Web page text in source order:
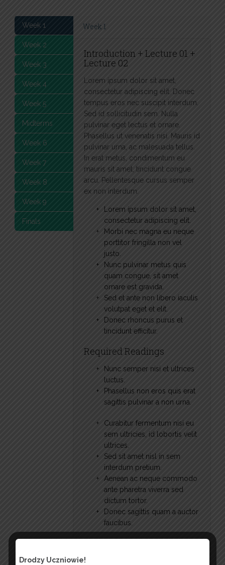
Week 1
Week 2
Week 3
Week 4
Week 5
Midterms
Week 6
Week 7
Week 8
Week 9
Finals
Week 1
Introduction + Lecture 01 +
Lecture 02
Lorem ipsum dolor sit amet,
consectetur adipiscing elit. Donec
tempus eros nec suscipit interdum.
Sed id sollicitudin sem. Nulla
pulvinar eget lectus et ornare.
Phasellus ut venenatis nisi. Mauris id
pulvinar urna, ac malesuada tellus.
In erat metus, condimentum eu
mauris sit amet, tincidunt congue
arcu. Pellentesque cursus semper
ex non interdum.
Lorem ipsum dolor sit amet,
consectetur adipiscing elit.
Morbi nec magna eu neque
porttitor fringilla non vel
justo.
Nunc pulvinar metus quis
quam congue, sit amet
ornare est gravida.
Sed et ante non libero iaculis
volutpat eget et elit.
Donec rhoncus purus et
tincidunt efficitur.
Required Readings
Nunc semper nisi et ultrices
luctus.
Phasellus non eros quis erat
sagittis pulvinar a non urna.
Curabitur fermentum nisi eu
sem ultricies, id lobortis velit
ultrices.
Sed sit amet nisl in sem
interdum pretium.
Aenean ac neque commodo
ante pharetra viverra sed
dictum tortor.
Donec sagittis quam a auctor
faucibus.
Lecture Notes
Nulla nisi ante, auctor a tellus in,
Drodzy Uczniowie!